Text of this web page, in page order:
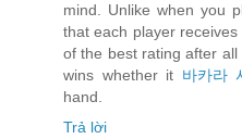
mind. Unlike when you
that each player
of the best rating after
wins whether it 바카라
hand.
Trả lời